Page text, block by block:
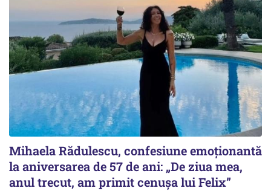
Mihaela Rădulescu, confesiune emoționantă
la aniversarea de 57 de ani: „De ziua mea,
anul trecut, am primit cenușa lui Felix”